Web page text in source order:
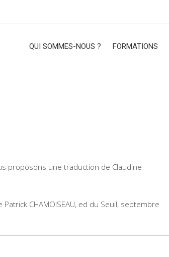
QUI SOMMES-NOUS ? FORMATIONS
proposons une traduction de Claudine
CHAMOISEAU, ed du Seuil, septembre